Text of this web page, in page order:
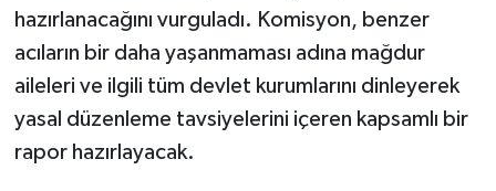
hazırlanacağını vurguladı. Komisyon, benzer
acıların bir daha yaşanmaması adına mağdur
aileleri ve ilgili tüm devlet kurumlarını dinleyerek
yasal düzenleme tavsiyelerini içeren kapsamlı bir
rapor hazırlayacak.